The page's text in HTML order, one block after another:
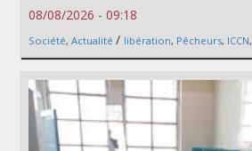
08/08/2026 - 09:18
Société, Actualité / libération, Pêcheurs, ICCN,